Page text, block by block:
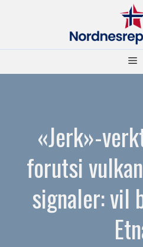
«Jerk»-
forutsi
signaler: vil